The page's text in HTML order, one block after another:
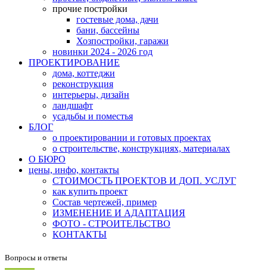
прочие постройки
гостевые дома, дачи
бани, бассейны
Хозпостройки, гаражи
новинки 2024 - 2026 год
ПРОЕКТИРОВАНИЕ
дома, коттеджи
реконструкция
интерьеры, дизайн
ландшафт
усадьбы и поместья
БЛОГ
о проектировании и готовых проектах
о строительстве, конструкциях, материалах
О БЮРО
цены, инфо, контакты
СТОИМОСТЬ ПРОЕКТОВ И ДОП. УСЛУГ
как купить проект
Состав чертежей, пример
ИЗМЕНЕНИЕ И АДАПТАЦИЯ
ФОТО - СТРОИТЕЛЬСТВО
КОНТАКТЫ
Вопросы и ответы